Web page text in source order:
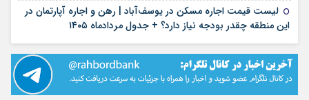
لیست قیمت اجاره مسکن در یوسف‌آباد | رهن و اجاره آپارتمان در
این منطقه چقدر بودجه نیاز دارد؟ + جدول مردادماه ۱۴۰۵